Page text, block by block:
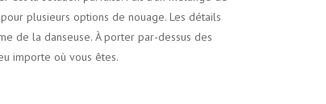
plusieurs options de nouage. Les détails
de la danseuse. À porter par-dessus des
importe où vous êtes.